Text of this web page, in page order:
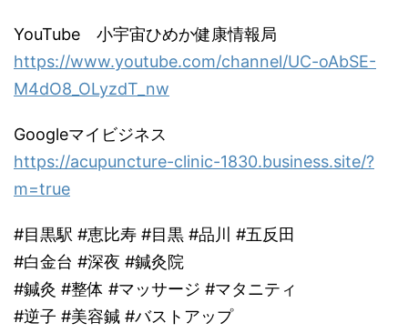
YouTube 小宇宙ひめか健康情報局
https://www.youtube.com/channel/UC-oAbSE-
M4dO8_OLyzdT_nw
Googleマイビジネス
https://acupuncture-clinic-1830.business.site/?
m=true
#目黒駅 #恵比寿 #目黒 #品川 #五反田
#白金台 #深夜 #鍼灸院
#鍼灸 #整体 #マッサージ #マタニティ
#逆子 #美容鍼 #バストアップ